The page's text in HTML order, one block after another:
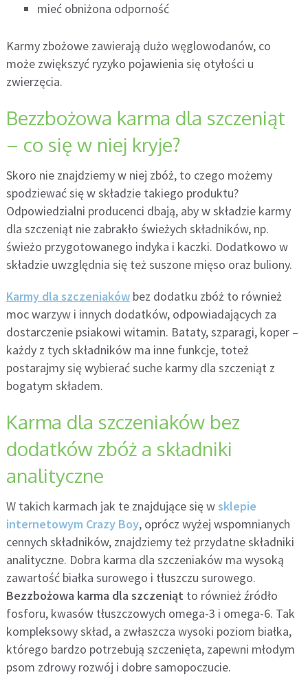
mieć obniżona odporność
Karmy zbożowe zawierają dużo węglowodanów, co
może zwiększyć ryzyko pojawienia się otyłości u
zwierzęcia.
Bezzbożowa karma dla szczeniąt
– co się w niej kryje?
Skoro nie znajdziemy w niej zbóż, to czego możemy
spodziewać się w składzie takiego produktu?
Odpowiedzialni producenci dbają, aby w składzie karmy
dla szczeniąt nie zabrakło świeżych składników, np.
świeżo przygotowanego indyka i kaczki. Dodatkowo w
składzie uwzględnia się też suszone mięso oraz buliony.
Karmy dla szczeniakówbez dodatku zbóż to również
moc warzyw i innych dodatków, odpowiadających za
dostarczenie psiakowi witamin. Bataty, szparagi, koper –
każdy z tych składników ma inne funkcje, toteż
postarajmy się wybierać suche karmy dla szczeniąt z
bogatym składem.
Karma dla szczeniaków bez
dodatków zbóż a składniki
analityczne
W takich karmach jak te znajdujące się wsklepie
internetowym Crazy Boy, oprócz wyżej wspomnianych
cennych składników, znajdziemy też przydatne składniki
analityczne. Dobra karma dla szczeniaków ma wysoką
zawartość białka surowego i tłuszczu surowego.
Bezzbożowa karma dla szczeniąt to również źródło
fosforu, kwasów tłuszczowych omega-3 i omega-6. Tak
kompleksowy skład, a zwłaszcza wysoki poziom białka,
którego bardzo potrzebują szczenięta, zapewni młodym
psom zdrowy rozwój i dobre samopoczucie.